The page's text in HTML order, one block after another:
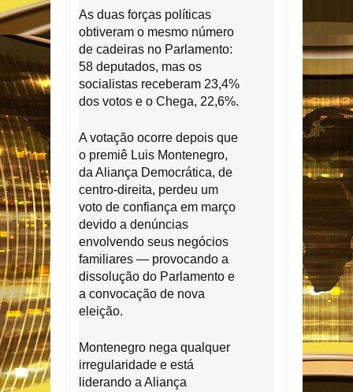
As duas forças políticas
obtiveram o mesmo número
de cadeiras no Parlamento:
58 deputados, mas os
socialistas receberam 23,4%
dos votos e o Chega, 22,6%.
A votação ocorre depois que
o premiê Luis Montenegro,
da Aliança Democrática, de
centro-direita, perdeu um
voto de confiança em março
devido a denúncias
envolvendo seus negócios
familiares — provocando a
dissolução do Parlamento e
a convocação de nova
eleição.
Montenegro nega qualquer
irregularidade e está
liderando a Aliança